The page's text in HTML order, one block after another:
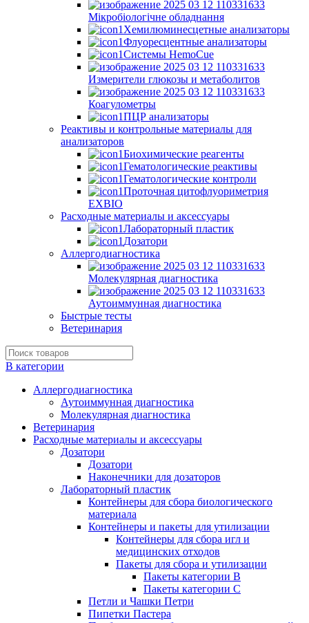
Мікробіологічне обладнання
Хемилюминесцетные анализаторы
Флуоресцентные анализаторы
Системы HemoCue
Измерители глюкозы и метаболитов
Коагулометры
ПЦР анализаторы
Реактивы и контрольные материалы для
анализаторов
Биохимические реагенты
Гематологические реактивы
Гематологические контроли
Проточная цитофлуориметрия
EXBIO
Расходные материалы и аксессуары
Лабораторный пластик
Дозатори
Аллергодиагностика
Молекулярная диагностика
Аутоиммунная диагностика
Быстрые тесты
Ветеринария
В категории
Аллергодиагностика
Аутоиммунная диагностика
Молекулярная диагностика
Ветеринария
Расходные материалы и аксессуары
Дозатори
Дозатори
Наконечники для дозаторов
Лабораторный пластик
Контейнеры для сбора биологического
материала
Контейнеры и пакеты для утилизации
Контейнеры для сбора игл и
медицинских отходов
Пакеты для сбора и утилизации
Пакеты категории B
Пакеты категории C
Петли и Чашки Петри
Пипетки Пастера